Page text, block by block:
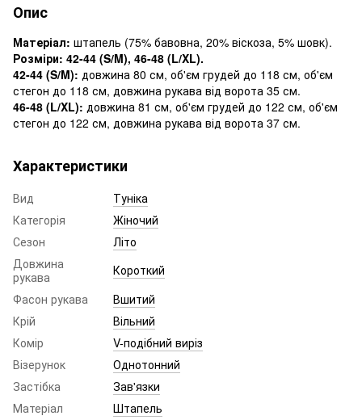
Опис
Матеріал: штапель (75% бавовна, 20% віскоза, 5% шовк).
Розміри: 42-44 (S/M), 46-48 (L/XL).
42-44 (S/M): довжина 80 см, об'єм грудей до 118 см, об'єм
стегон до 118 см, довжина рукава від ворота 35 см.
46-48 (L/XL): довжина 81 см, об'єм грудей до 122 см, об'єм
стегон до 122 см, довжина рукава від ворота 37 см.
Характеристики
Вид
Туніка
Категорія
Жіночий
Сезон
Літо
Довжина
рукава
Короткий
Фасон рукава
Вшитий
Крій
Вільний
Комір
V-подібний виріз
Візерунок
Однотонний
Застібка
Зав'язки
Матеріал
Штапель